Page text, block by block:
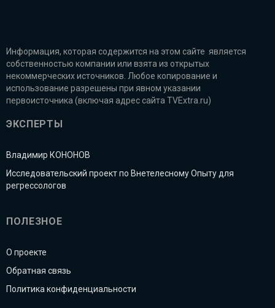
Информация, которая содержится на этом сайте является
собственностью компании или взята из открытых
некоммерческих источников. Любое копирование и
использование разрешены при явном указании
первоисточника (включая адрес сайта TVExtra.ru)
ЭКСПЕРТЫ
Владимир КОНОНОВ
Исследовательский проект по Внетелесному Опыту для
регрессологов
ПОЛЕЗНОЕ
О проекте
Обратная связь
Политика конфиденциальности